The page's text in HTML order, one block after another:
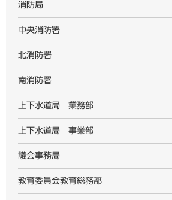
消防局
中央消防署
北消防署
南消防署
上下水道局 業務部
上下水道局 事業部
議会事務局
教育委員会教育総務部